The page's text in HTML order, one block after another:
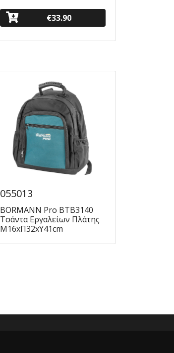
€33.90
055013
BORMANN Pro BTB3140
Τσάντα Εργαλείων Πλάτης
Μ16xΠ32xΥ41cm